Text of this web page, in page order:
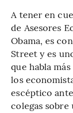
A tener en
de Asesores
Obama, es
Street y es
que habla
los
escéptico
colegas